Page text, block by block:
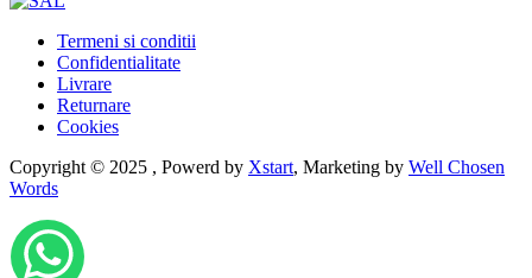
Termeni si conditii
Confidentialitate
Livrare
Returnare
Cookies
Copyright © 2025 , Powerd by Xstart, Marketing by Well Chosen
Words